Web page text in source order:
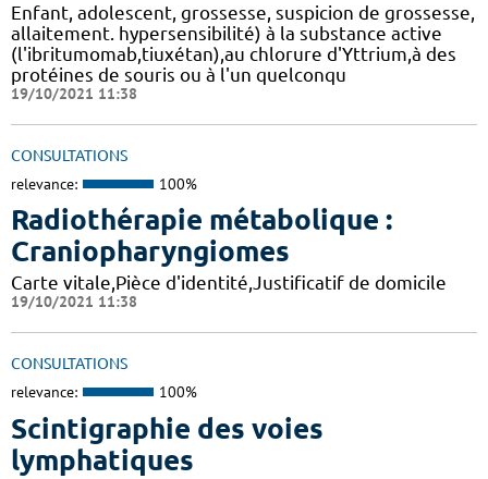
Enfant, adolescent, grossesse, suspicion de grossesse,
allaitement. hypersensibilité) à la substance active
(l'ibritumomab,tiuxétan),au chlorure d'Yttrium,à des
protéines de souris ou à l'un quelconqu
19/10/2021 11:38
CONSULTATIONS
relevance: 100%
Radiothérapie métabolique :
Craniopharyngiomes
Carte vitale,Pièce d'identité,Justificatif de domicile
19/10/2021 11:38
CONSULTATIONS
relevance: 100%
Scintigraphie des voies
lymphatiques